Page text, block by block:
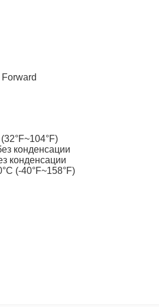
конденсации
конденсации
(-40°F~158°F)